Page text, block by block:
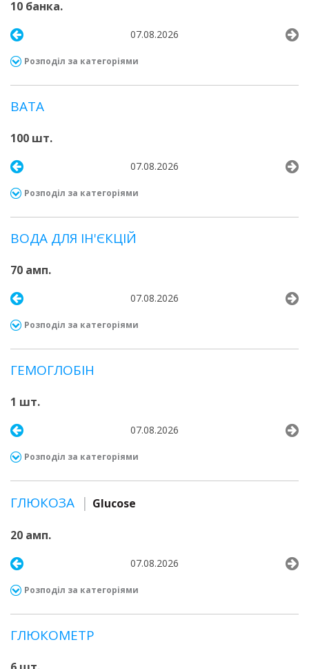
10 банка.
07.08.2026
Розподіл за категоріями
ВАТА
100 шт.
07.08.2026
Розподіл за категоріями
ВОДА ДЛЯ ІН'ЄКЦІЙ
70 амп.
07.08.2026
Розподіл за категоріями
ГЕМОГЛОБІН
1 шт.
07.08.2026
Розподіл за категоріями
ГЛЮКОЗА Glucose
20 амп.
07.08.2026
Розподіл за категоріями
ГЛЮКОМЕТР